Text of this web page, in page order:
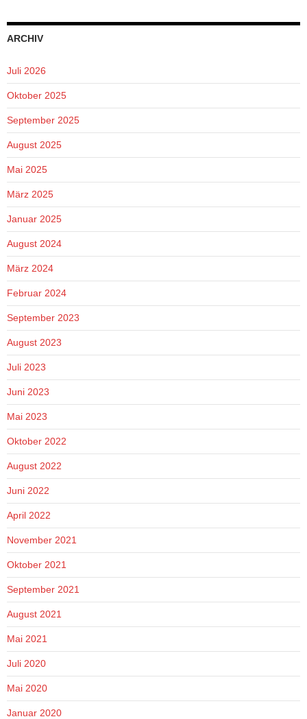
ARCHIV
Juli 2026
Oktober 2025
September 2025
August 2025
Mai 2025
März 2025
Januar 2025
August 2024
März 2024
Februar 2024
September 2023
August 2023
Juli 2023
Juni 2023
Mai 2023
Oktober 2022
August 2022
Juni 2022
April 2022
November 2021
Oktober 2021
September 2021
August 2021
Mai 2021
Juli 2020
Mai 2020
Januar 2020